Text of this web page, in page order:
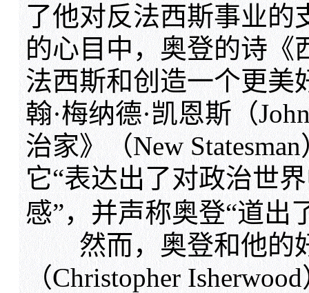
了他对反法西斯事业的
的心目中，奥登的诗《
法西斯和创造一个更美
翰·梅纳德·凯恩斯（
治家》（New
它“表达出了对政治世
感”，并声称奥登“道出
然而，奥登和他的
（Christopher